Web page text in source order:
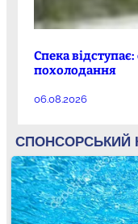
Спека
похолодання
06.08.2026